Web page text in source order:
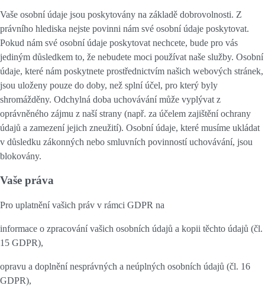
Vaše osobní údaje jsou poskytovány na základě dobrovolnosti. Z
právního hlediska nejste povinni nám své osobní údaje poskytovat.
Pokud nám své osobní údaje poskytovat nechcete, bude pro vás
jediným důsledkem to, že nebudete moci používat naše služby. Osobní
údaje, které nám poskytnete prostřednictvím našich webových stránek,
jsou uloženy pouze do doby, než splní účel, pro který byly
shromážděny. Odchylná doba uchovávání může vyplývat z
oprávněného zájmu z naší strany (např. za účelem zajištění ochrany
údajů a zamezení jejich zneužití). Osobní údaje, které musíme ukládat
v důsledku zákonných nebo smluvních povinností uchovávání, jsou
blokovány.
Vaše práva
Pro uplatnění vašich práv v rámci GDPR na
informace o zpracování vašich osobních údajů a kopii těchto údajů (čl.
15 GDPR),
opravu a doplnění nesprávných a neúplných osobních údajů (čl. 16
GDPR),